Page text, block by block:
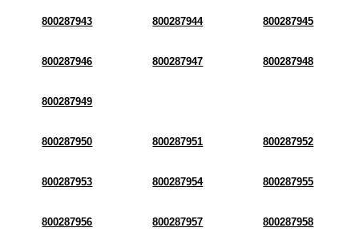
800287943 800287944 800287945
800287946 800287947 800287948
800287949
800287950 800287951 800287952
800287953 800287954 800287955
800287956 800287957 800287958